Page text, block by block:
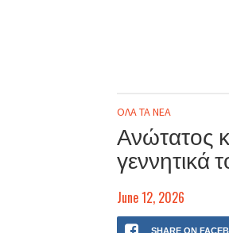
ΟΛΑ ΤΑ ΝΕΑ
Ανώτατος
γεννητικά
June 12, 2026
SHARE ON